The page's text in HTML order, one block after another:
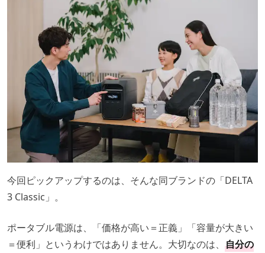
今回ピックアップするのは、そんな同ブランドの「DELTA
3 Classic」。
ポータブル電源は、「価格が高い＝正義」「容量が大きい
＝便利」というわけではありません。大切なのは、 自分の